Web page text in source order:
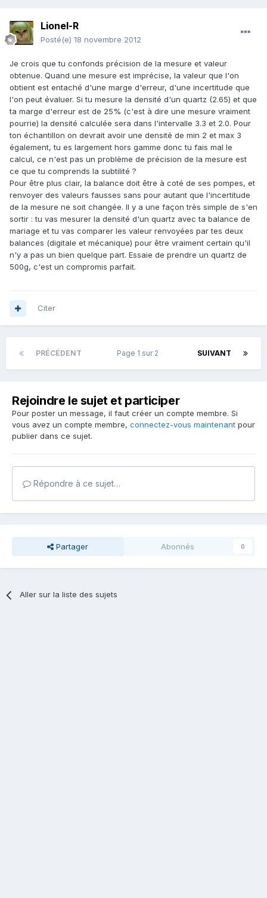
Lionel-R
Posté(e) 18 novembre 2012
Je crois que tu confonds précision de la mesure et valeur
obtenue. Quand une mesure est imprécise, la valeur que l'on
obtient est entaché d'une marge d'erreur, d'une incertitude que
l'on peut évaluer. Si tu mesure la densité d'un quartz (2.65) et que
ta marge d'erreur est de 25% (c'est à dire une mesure vraiment
pourrie) la densité calculée sera dans l'intervalle 3.3 et 2.0. Pour
ton échantillon on devrait avoir une densité de min 2 et max 3
également, tu es largement hors gamme donc tu fais mal le
calcul, ce n'est pas un problème de précision de la mesure est
ce que tu comprends la subtilité ?
Pour être plus clair, la balance doit être à coté de ses pompes, et
renvoyer des valeurs fausses sans pour autant que l'incertitude
de la mesure ne soit changée. Il y a une façon très simple de s'en
sortir : tu vas mesurer la densité d'un quartz avec ta balance de
mariage et tu vas comparer les valeur renvoyées par tes deux
balances (digitale et mécanique) pour être vraiment certain qu'il
n'y a pas un bien quelque part. Essaie de prendre un quartz de
500g, c'est un compromis parfait.
Citer
PRÉCÉDENT SUIVANT
Page 1 sur 2
Rejoindre le sujet et participer
Pour poster un message, il faut créer un compte membre. Si
vous avez un compte membre, connectez-vous maintenant pour
publier dans ce sujet.
Répondre à ce sujet…
Partager Abonnés 0
Aller sur la liste des sujets